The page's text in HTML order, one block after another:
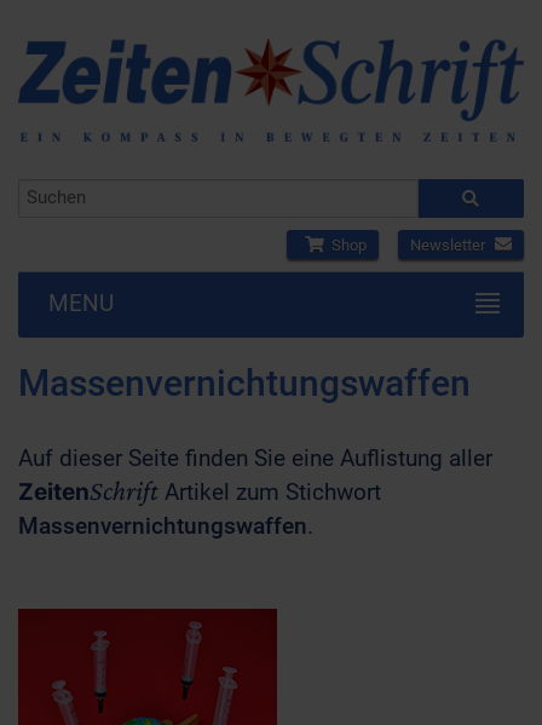
Shop Newsletter
MENU
Massenvernichtungswaffen
Auf dieser Seite finden Sie eine Auflistung aller
ZeitenSchrift Artikel zum Stichwort
Massenvernichtungswaffen.